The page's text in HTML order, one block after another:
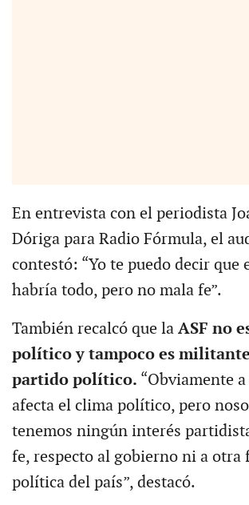
En entrevista con el periodista
Dóriga para Radio Fórmula, el
contestó: “Yo te puedo decir que
habría todo, pero no mala fe”.
También recalcó que laASF no
político y tampoco es
partido político. “Obviamente
afecta el clima político, pero
tenemos ningún interés
fe, respecto al gobierno ni a otra
política del país”, destacó.